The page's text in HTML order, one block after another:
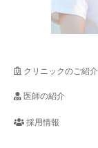
クリニックのご紹介
医師の紹介
採用情報